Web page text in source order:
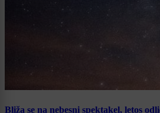
Bliža se na nebesni spektakel, letos